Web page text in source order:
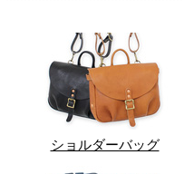
ショルダーバッグ